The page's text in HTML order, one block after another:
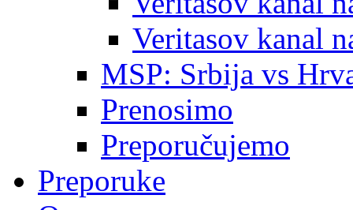
Veritasov kanal
MSP: Srbija vs
Prenosimo
Preporučujemo
Preporuke